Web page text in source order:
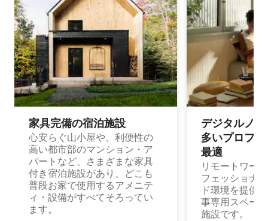
家具完備の宿⁠泊⁠施⁠設
心安らぐ山小屋や、利便性の
高い都市部のマンション・ア
パートなど、さまざまな家具
付き宿泊施設があり、どこも
普段お家で使用するアメニテ
ィ・設備がすべてそろってい
ます。
デジタルノ
多⁠いプ⁠ロ⁠フ⁠
最⁠適
リモートワー
フェッショナ
ド環境を提供
事専用スペー
施設です。